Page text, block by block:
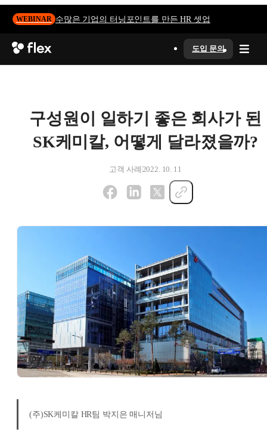
WEBINAR 수많은 기업의 터닝포인트를 만든 HR 셋업
도입 문의
구성원이 일하기 좋은 회사가 된
SK케미칼, 어떻게 달라졌을까?
고객 사례 2022. 10. 11
(주)SK케미칼 HR팀 박지은 매니저님